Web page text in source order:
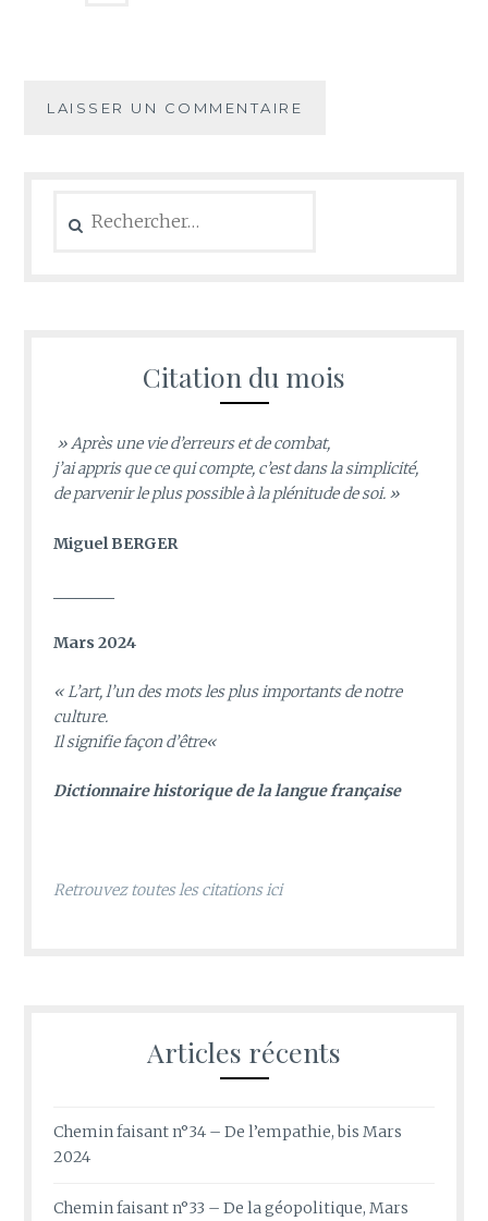
Citation du mois
» Après une vie d’erreurs et de combat,
j’ai appris que ce qui compte, c’est dans la simplicité,
de parvenir le plus possible à la plénitude de soi. »
Miguel BERGER
Mars 2024
«L’art, l’un des mots les plus importants de notre
culture.
Il signifie façon d’être«
Dictionnaire historique de la langue française
Retrouvez toutes les citations ici
Articles récents
Chemin faisant n°34 – De l’empathie, bis Mars
2024
Chemin faisant n°33 – De la géopolitique, Mars